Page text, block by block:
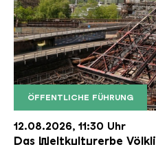
ÖFFENTLICHE FÜHRUNG
Der Erzschrägaufzug
Copyright:
12.08.2026, 11:30 Uhr
Das Weltkulturerbe